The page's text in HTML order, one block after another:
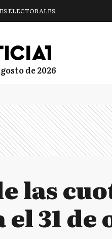
ELECTORALES
de 2026
las
31